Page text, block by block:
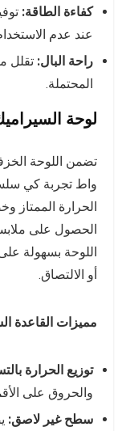
كفاءة الطاقة:
عند عدم
راحة البال: تقلل
المحتملة.
لوحة
واط تجربة كي
الحرارة الممتاز
الحصول على
اللوحة بسهولة
أو الالتصاق.
مميزات القاعدة
توزيع الحرارة
والحروق على
سطح غير لاصق: